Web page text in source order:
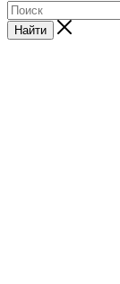
Найти